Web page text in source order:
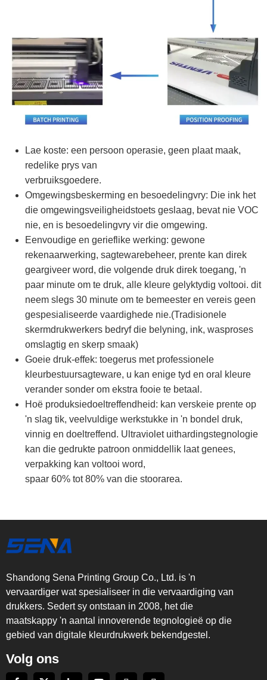
Lae koste: een persoon operasie, geen plaat maak,
redelike prys van
verbruiksgoedere.
Omgewingsbeskerming en besoedelingvry: Die ink het
die omgewingsveiligheidstoets geslaag, bevat nie VOC
nie, en is besoedelingvry vir die omgewing.
Eenvoudige en gerieflike werking: gewone
rekenaarwerking, sagtewarebeheer, prente kan direk
geargiveer word, die volgende druk direk toegang, 'n
paar minute om te druk, alle kleure gelyktydig voltooi. dit
neem slegs 30 minute om te bemeester en vereis geen
gespesialiseerde vaardighede nie.(Tradisionele
skermdrukwerkers bedryf die belyning, ink, wasproses
omslagtig en skerp smaak)
Goeie druk-effek: toegerus met professionele
kleurbestuursagteware, u kan enige tyd en oral kleure
verander sonder om ekstra fooie te betaal.
Hoë produksiedoeltreffendheid: kan verskeie prente op
'n slag tik, veelvuldige werkstukke in 'n bondel druk,
vinnig en doeltreffend. Ultraviolet uithardingstegnologie
kan die gedrukte patroon onmiddellik laat genees,
verpakking kan voltooi word,
spaar 60% tot 80% van die stoorarea.
Shandong Sena Printing Group Co., Ltd. is 'n
vervaardiger wat spesialiseer in die vervaardiging van
drukkers. Sedert sy ontstaan in 2008, het die
maatskappy 'n aantal innoverende tegnologieë op die
gebied van digitale kleurdrukwerk bekendgestel.
Volg ons